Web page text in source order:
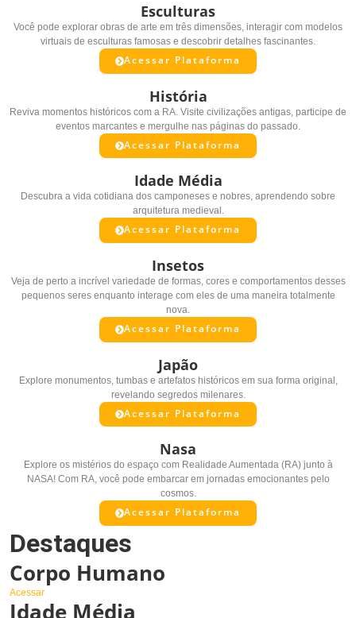
Esculturas
Você pode explorar obras de arte em três dimensões, interagir com modelos
virtuais de esculturas famosas e descobrir detalhes fascinantes.
Acessar Plataforma
História
Reviva momentos históricos com a RA. Visite civilizações antigas, participe de
eventos marcantes e mergulhe nas páginas do passado.
Acessar Plataforma
Idade Média
Descubra a vida cotidiana dos camponeses e nobres, aprendendo sobre
arquitetura medieval.
Acessar Plataforma
Insetos
Veja de perto a incrível variedade de formas, cores e comportamentos desses
pequenos seres enquanto interage com eles de uma maneira totalmente
nova.
Acessar Plataforma
Japão
Explore monumentos, tumbas e artefatos históricos em sua forma original,
revelando segredos milenares.
Acessar Plataforma
Nasa
Explore os mistérios do espaço com Realidade Aumentada (RA) junto à
NASA! Com RA, você pode embarcar em jornadas emocionantes pelo
cosmos.
Acessar Plataforma
Destaques
Corpo Humano
Acessar
Idade Média